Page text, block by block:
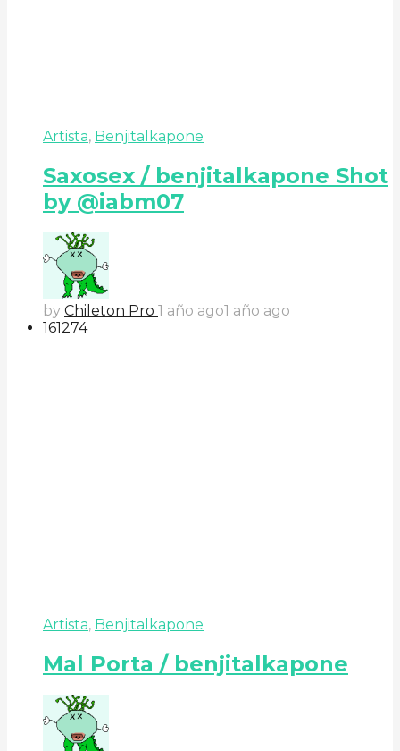
Artista, Benjitalkapone
Saxosex / benjitalkapone Shot
by @iabm07
by Chileton Pro 1 año ago1 año ago
161274
Artista, Benjitalkapone
Mal Porta / benjitalkapone